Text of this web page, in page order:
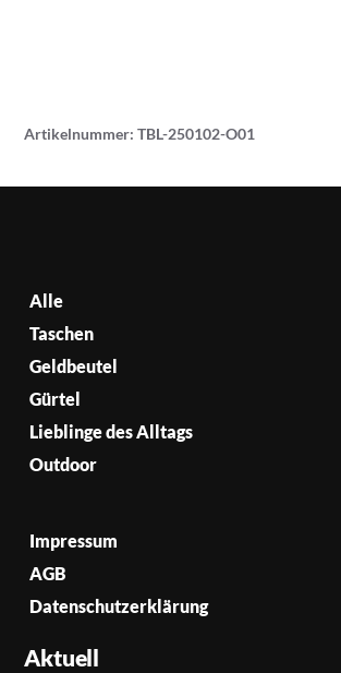
Artikelnummer:TBL-250102-O01
Alle
Taschen
Geldbeutel
Gürtel
Lieblinge des Alltags
Outdoor
Impressum
AGB
Datenschutzerklärung
Aktuell